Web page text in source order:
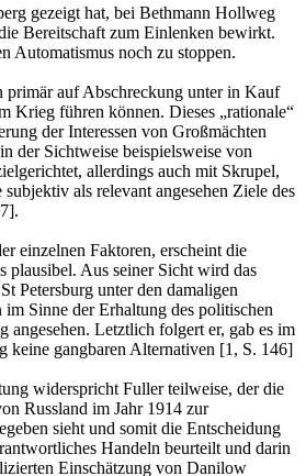
gezeigt hat, bei Bethmann Hollweg
Bereitschaft zum Einlenken bewirkt.
Automatismus noch zu stoppen.
primär auf Abschreckung unter in Kauf
Krieg führen können. Dieses „rationale“
der Interessen von Großmächten
der Sichtweise beispielsweise von
allerdings auch mit Skrupel,
als relevant angesehen Ziele des
einzelnen Faktoren, erscheint die
plausibel. Aus seiner Sicht wird das
Petersburg unter den damaligen
Sinne der Erhaltung des politischen
angesehen. Letztlich folgert er, gab es im
keine gangbaren Alternativen [1, S. 146]
widerspricht Fuller teilweise, der die
Russland im Jahr 1914 zur
sieht und somit die Entscheidung
Handeln beurteilt und darin
Einschätzung von Danilow